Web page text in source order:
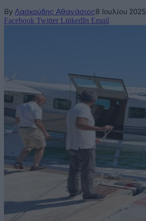
By Λασκούδης Αθανάσιος8 Ιουλίου 2025
Facebook Twitter LinkedIn Email